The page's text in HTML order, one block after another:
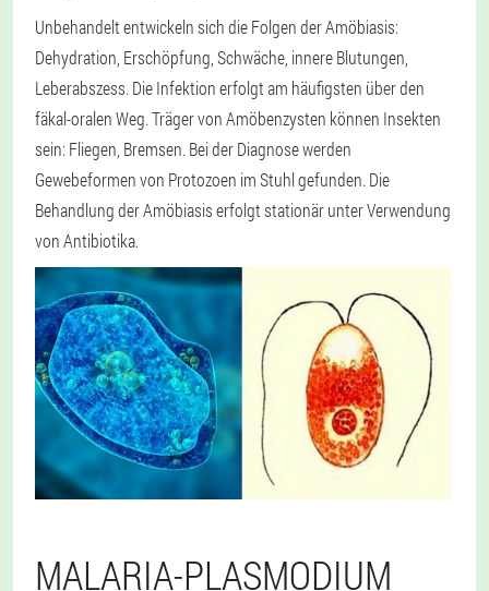
Unbehandelt entwickeln sich die Folgen der Amöbiasis:
Dehydration, Erschöpfung, Schwäche, innere Blutungen,
Leberabszess. Die Infektion erfolgt am häufigsten über den
fäkal-oralen Weg. Träger von Amöbenzysten können Insekten
sein: Fliegen, Bremsen. Bei der Diagnose werden
Gewebeformen von Protozoen im Stuhl gefunden. Die
Behandlung der Amöbiasis erfolgt stationär unter Verwendung
von Antibiotika.
MALARIA-PLASMODIUM